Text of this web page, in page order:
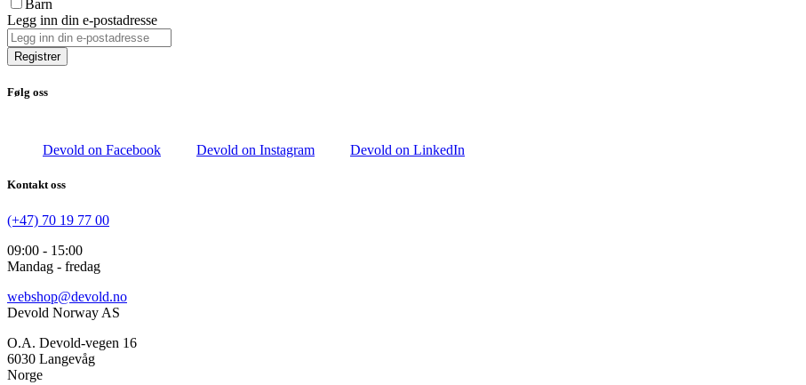
Barn
Legg inn din e-postadresse
Registrer
Følg oss
Devold on Facebook Devold on Instagram Devold on LinkedIn
Kontakt oss
(+47) 70 19 77 00
09:00 - 15:00
Mandag - fredag
webshop@devold.no
Devold Norway AS
O.A. Devold-vegen 16
6030 Langevåg
Norge